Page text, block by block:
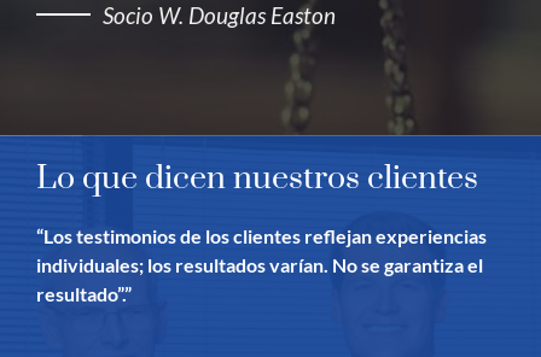
Socio W. Douglas Easton
Lo que dicen nuestros clientes
“Los testimonios de los clientes reflejan experiencias
individuales; los resultados varían. No se garantiza el
resultado”.”